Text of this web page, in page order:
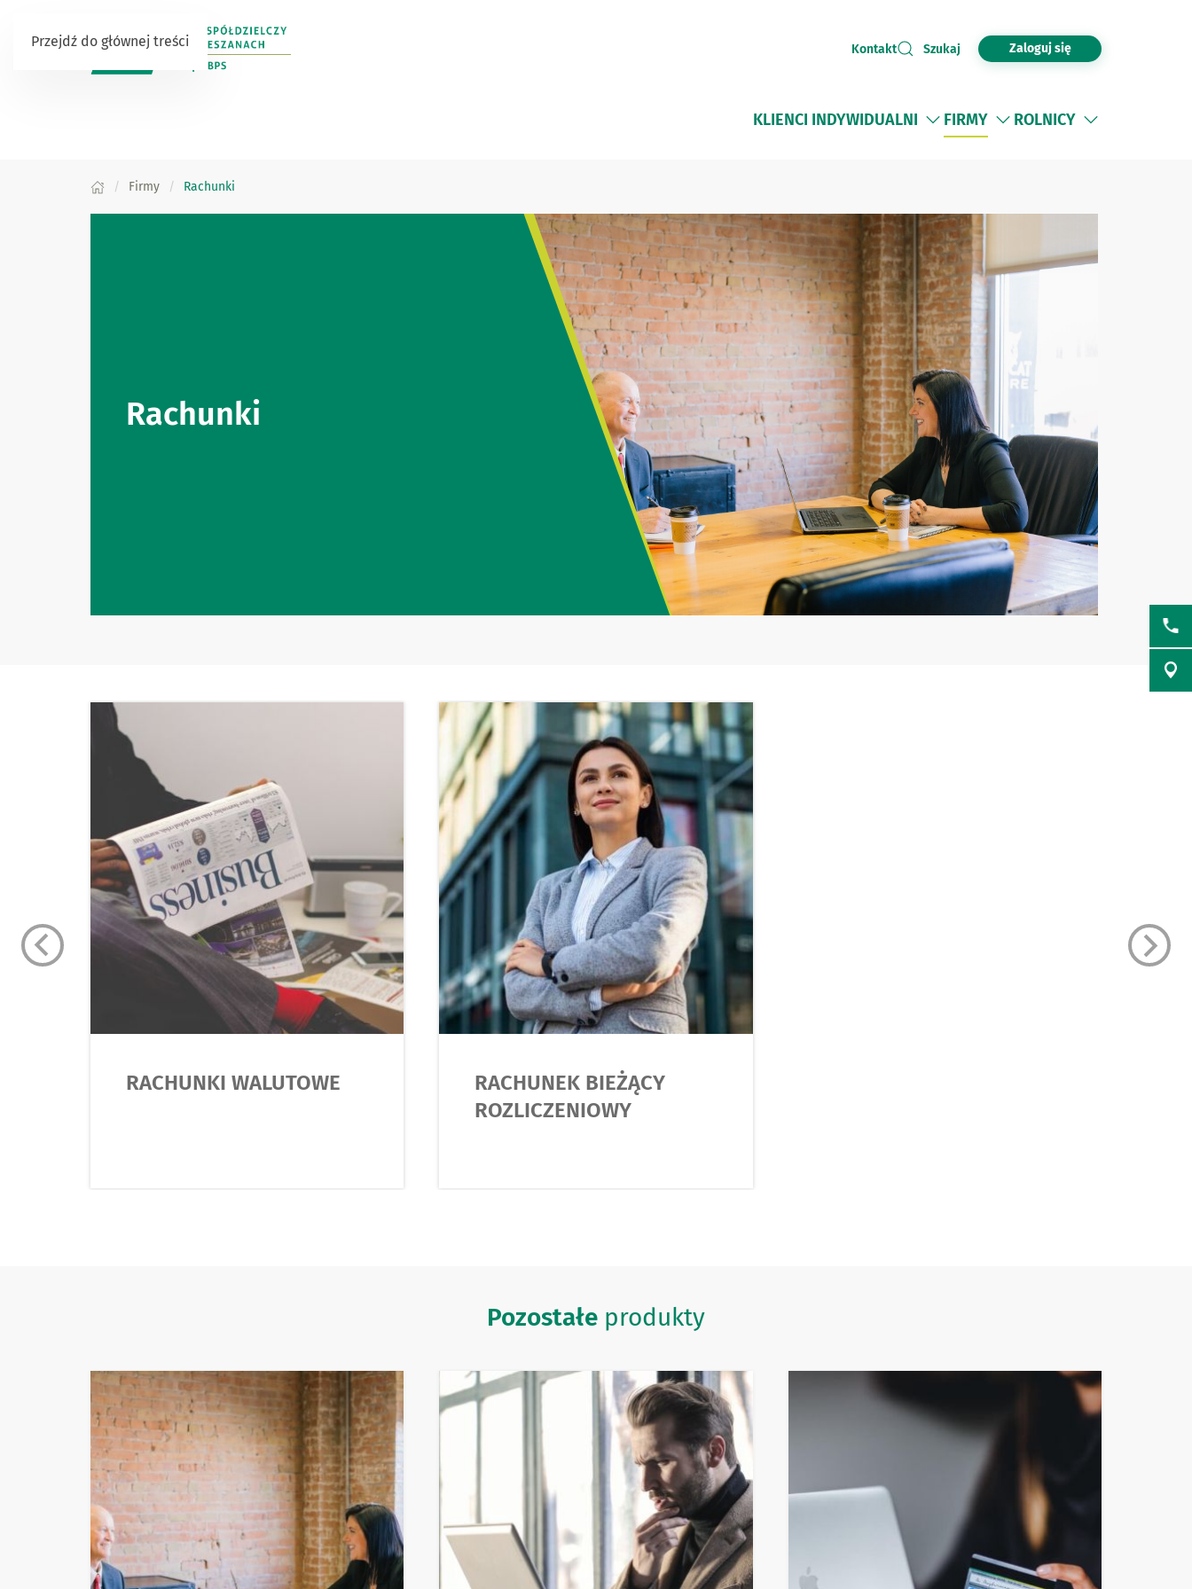
Przejdź do głównej treści Kontakt Szukaj Zaloguj się
KLIENCI INDYWIDUALNI FIRMY ROLNICY
Firmy Rachunki
Rachunki
RACHUNKI WALUTOWE
RACHUNEK BIEŻĄCY
ROZLICZENIOWY
Pozostałe produkty